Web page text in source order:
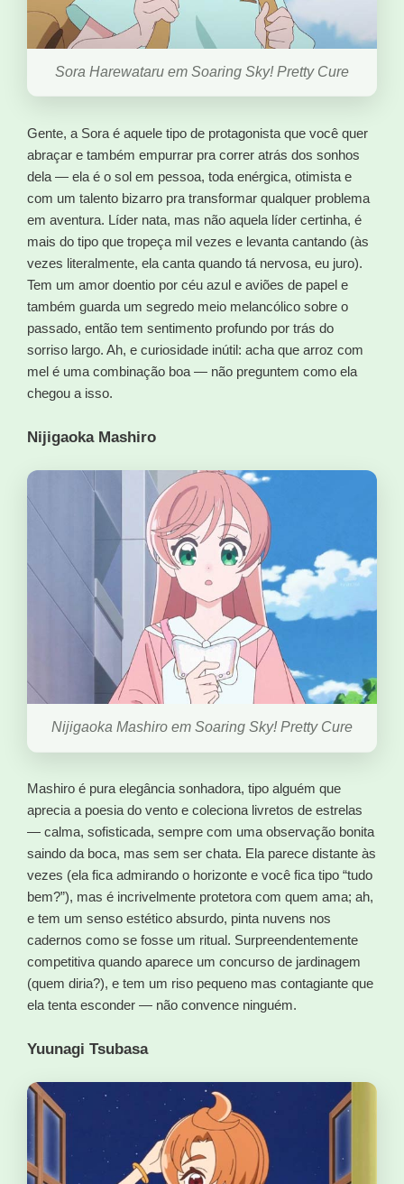
Sora Harewataru em Soaring Sky! Pretty Cure
Gente, a Sora é aquele tipo de protagonista que você quer
abraçar e também empurrar pra correr atrás dos sonhos
dela — ela é o sol em pessoa, toda enérgica, otimista e
com um talento bizarro pra transformar qualquer problema
em aventura. Líder nata, mas não aquela líder certinha, é
mais do tipo que tropeça mil vezes e levanta cantando (às
vezes literalmente, ela canta quando tá nervosa, eu juro).
Tem um amor doentio por céu azul e aviões de papel e
também guarda um segredo meio melancólico sobre o
passado, então tem sentimento profundo por trás do
sorriso largo. Ah, e curiosidade inútil: acha que arroz com
mel é uma combinação boa — não preguntem como ela
chegou a isso.
Nijigaoka Mashiro
Nijigaoka Mashiro em Soaring Sky! Pretty Cure
Mashiro é pura elegância sonhadora, tipo alguém que
aprecia a poesia do vento e coleciona livretos de estrelas
— calma, sofisticada, sempre com uma observação bonita
saindo da boca, mas sem ser chata. Ela parece distante às
vezes (ela fica admirando o horizonte e você fica tipo “tudo
bem?”), mas é incrivelmente protetora com quem ama; ah,
e tem um senso estético absurdo, pinta nuvens nos
cadernos como se fosse um ritual. Surpreendentemente
competitiva quando aparece um concurso de jardinagem
(quem diria?), e tem um riso pequeno mas contagiante que
ela tenta esconder — não convence ninguém.
Yuunagi Tsubasa